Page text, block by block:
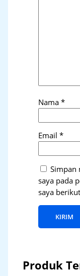
Nama*
Email*
Simpan
saya pada
saya
Produk